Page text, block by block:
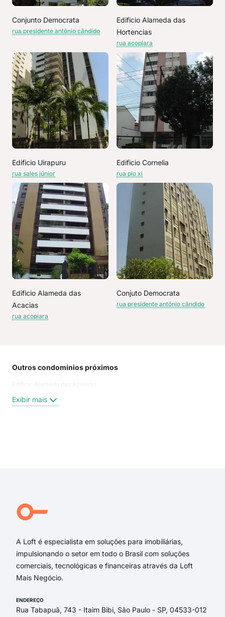
Conjunto Democrata
rua presidente antônio cândido
Edificio Alameda das
Hortencias
rua acopiara
Edificio Uirapuru
rua sales júnior
Edificio Cornelia
rua pio xi
Edificio Alameda das
Acacias
rua acopiara
Conjuto Democrata
rua presidente antônio cândido
Outros condomínios próximos
Edificio Alameda das Azaleias
Exibir mais
A Loft é especialista em soluções para imobiliárias,
impulsionando o setor em todo o Brasil com soluções
comerciais, tecnológicas e financeiras através da Loft
Mais Negócio.
ENDEREÇO
Rua Tabapuã, 743 - Itaim Bibi, São Paulo - SP, 04533-012